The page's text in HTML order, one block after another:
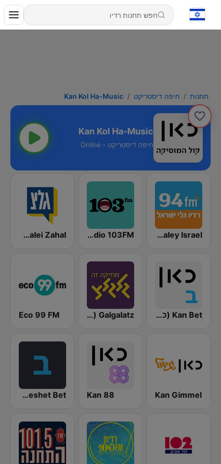
תחנות חיפה דיסטריקט Kan Kol Ha-Music
Kan Kol Ha-Music
חיפה דיסטריקט - Online
Radio Galey Israel (רדיו גלי ישראל) Radio 103FM Galei Zahal (גלי צה"ל)
Kan Bet (כאן ב' / רשת ב') Galgalatz (גלגלצ רדיו) Eco 99 FM
Kan Gimmel
Kan 88
Kol Israel Reshet Bet